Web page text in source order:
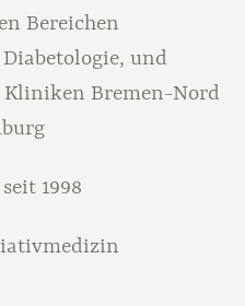
Bereichen
und
Bremen-Nord
1998